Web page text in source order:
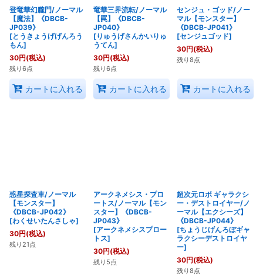
登竜華幻朧門/ノーマル
【魔法】《DBCB-
JP039》
[とうきょうげげんろう
もん]
30円(税込)
残り6点
カートに入れる
竜華三界流転/ノーマル
【罠】《DBCB-
JP040》
[りゅうげさんかいりゅ
うてん]
30円(税込)
残り6点
カートに入れる
センジュ・ゴッド/ノー
マル【モンスター】
《DBCB-JP041》
[センジュゴッド]
30円(税込)
残り8点
カートに入れる
惑星探査車/ノーマル
【モンスター】
《DBCB-JP042》
[わくせいたんさしゃ]
30円(税込)
残り21点
アークネメシス・プロ
ートス/ノーマル【モン
スター】《DBCB-
JP043》
[アークネメシスプロー
トス]
30円(税込)
残り5点
超次元ロボ ギャラクシ
ー・デストロイヤー/ノ
ーマル【エクシーズ】
《DBCB-JP044》
[ちょうじげんろぼギャ
ラクシーデストロイヤ
ー]
30円(税込)
残り8点